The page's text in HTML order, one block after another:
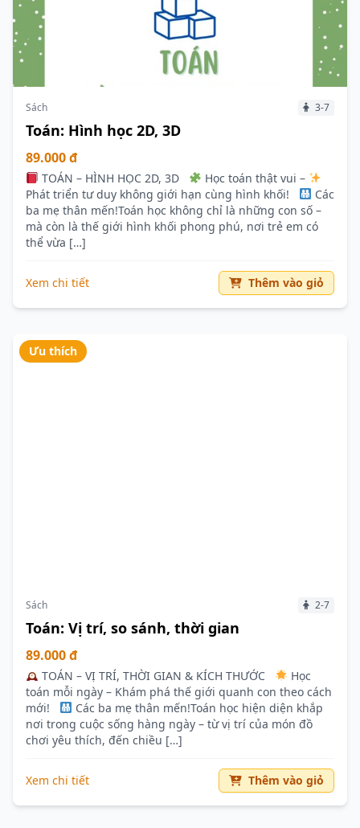
Sách 3-7
Toán: Hình học 2D, 3D
89.000 đ
TOÁN – HÌNH HỌC 2D, 3D
Học toán thật vui –
Phát triển tư duy không giới hạn cùng hình khối!
Các
ba mẹ thân mến!Toán học không chỉ là những con số –
mà còn là thế giới hình khối phong phú, nơi trẻ em có
thể vừa […]
Xem chi tiết Thêm vào giỏ
Ưu thích
Sách 2-7
Toán: Vị trí, so sánh, thời gian
89.000 đ
TOÁN – VỊ TRÍ, THỜI GIAN & KÍCH THƯỚC
Học
toán mỗi ngày – Khám phá thế giới quanh con theo cách
mới!
Các ba mẹ thân mến!Toán học hiện diện khắp
nơi trong cuộc sống hàng ngày – từ vị trí của món đồ
chơi yêu thích, đến chiều […]
Xem chi tiết Thêm vào giỏ